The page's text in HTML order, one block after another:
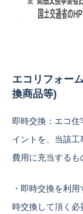
エコリフォー
換商品等)
即時交換：エコ
イントを、当該
費用に充当するも
・即時交換を利
時交換して頂く必